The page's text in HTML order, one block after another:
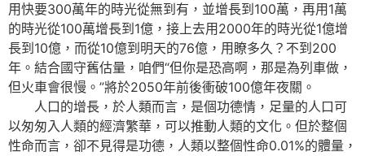
用快要300萬年的時光從無到有，並增長到100萬，再用1萬
的時光從100萬增長到1億，接上去用2000年的時光從1億增
長到10億，而從10億到明天的76億，用瞭多久？不到200
年。結合國守舊估量，咱們“但你是恐高啊，那是為列車做，
但火車會很慢。”將於2050年前後衝破100億年夜關。
人口的增長，於人類而言，是個功德情，足量的人口可
以匆匆入人類的經濟繁華，可以推動人類的文化。但於整個
性命而言，卻不見得是功德，人類以整個性命0.01%的體量，